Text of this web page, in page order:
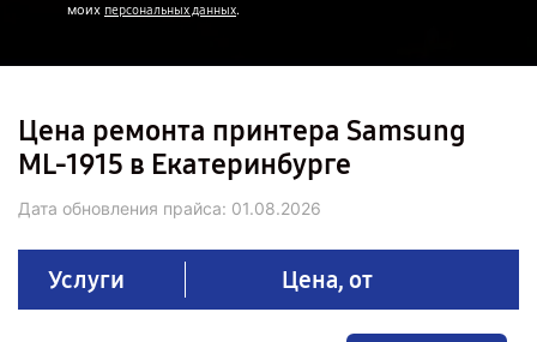
моих персональных данных.
Цена ремонта принтера Samsung
ML-1915 в Екатеринбурге
Дата обновления прайса: 01.08.2026
Услуги Цена, от